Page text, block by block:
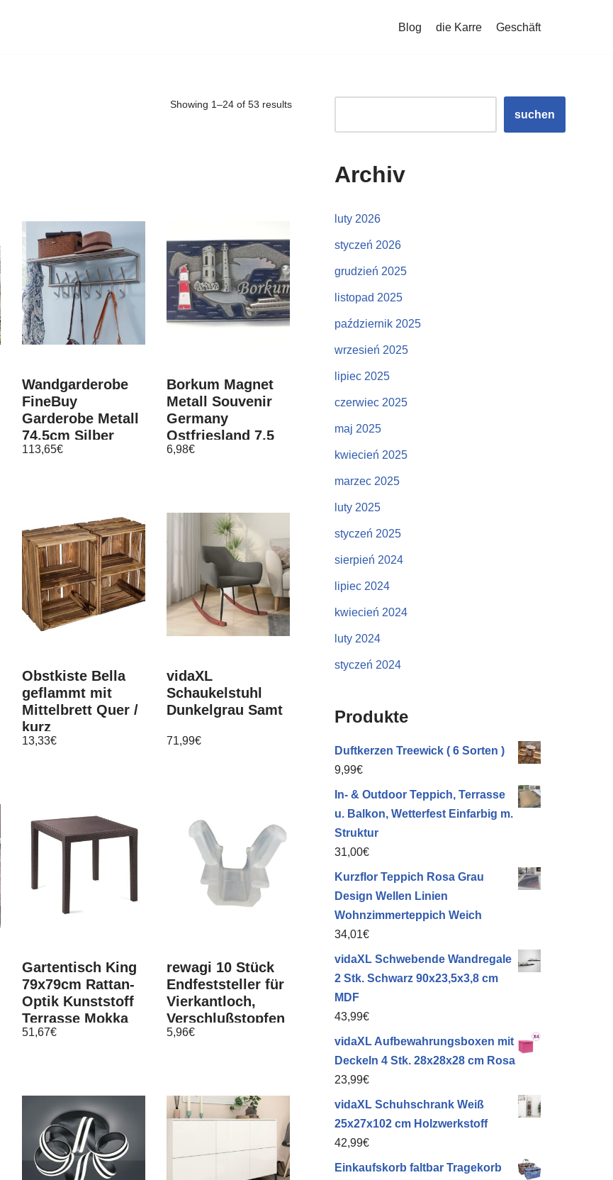
Blog die Karre Geschäft
Showing 1–24 of 53 results
Wandgarderobe
FineBuy
Garderobe Metall
74,5cm Silber
Flur Hakenleiste
113,65€
Borkum Magnet
Metall Souvenir
Germany
Ostfriesland 7,5
cm
6,98€
Obstkiste Bella
geflammt mit
Mittelbrett Quer /
kurz
13,33€
vidaXL
Schaukelstuhl
Dunkelgrau Samt
71,99€
Gartentisch King
79x79cm Rattan-
Optik Kunststoff
Terrasse Mokka
eckig Balkon
51,67€
rewagi 10 Stück
Endfeststeller für
Vierkantloch,
Verschlußstopfen
– 9 x16mm
5,96€
suchen
Archiv
luty 2026
styczeń 2026
grudzień 2025
listopad 2025
październik 2025
wrzesień 2025
lipiec 2025
czerwiec 2025
maj 2025
kwiecień 2025
marzec 2025
luty 2025
styczeń 2025
sierpień 2024
lipiec 2024
kwiecień 2024
luty 2024
styczeń 2024
Produkte
Duftkerzen Treewick ( 6 Sorten )
9,99€
In- & Outdoor Teppich, Terrasse
u. Balkon, Wetterfest Einfarbig m.
Struktur
31,00€
Kurzflor Teppich Rosa Grau
Design Wellen Linien
Wohnzimmerteppich Weich
34,01€
vidaXL Schwebende Wandregale
2 Stk. Schwarz 90x23,5x3,8 cm
MDF
43,99€
vidaXL Aufbewahrungsboxen mit
Deckeln 4 Stk. 28x28x28 cm Rosa
23,99€
vidaXL Schuhschrank Weiß
25x27x102 cm Holzwerkstoff
42,99€
Einkaufskorb faltbar Tragekorb